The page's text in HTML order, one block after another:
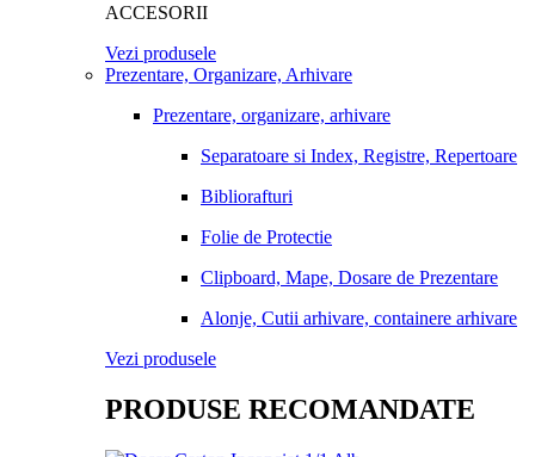
ACCESORII
Vezi produsele
Prezentare, Organizare, Arhivare
Prezentare, organizare, arhivare
Separatoare si Index, Registre, Repertoare
Bibliorafturi
Folie de Protectie
Clipboard, Mape, Dosare de Prezentare
Alonje, Cutii arhivare, containere arhivare
Vezi produsele
PRODUSE RECOMANDATE